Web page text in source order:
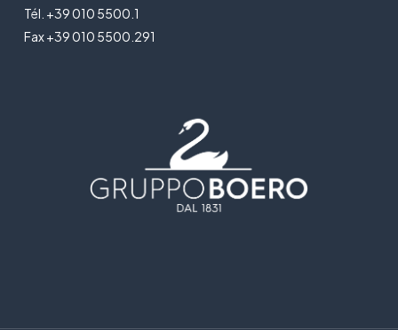
Tél. +39 010 5500.1
Fax +39 010 5500.291